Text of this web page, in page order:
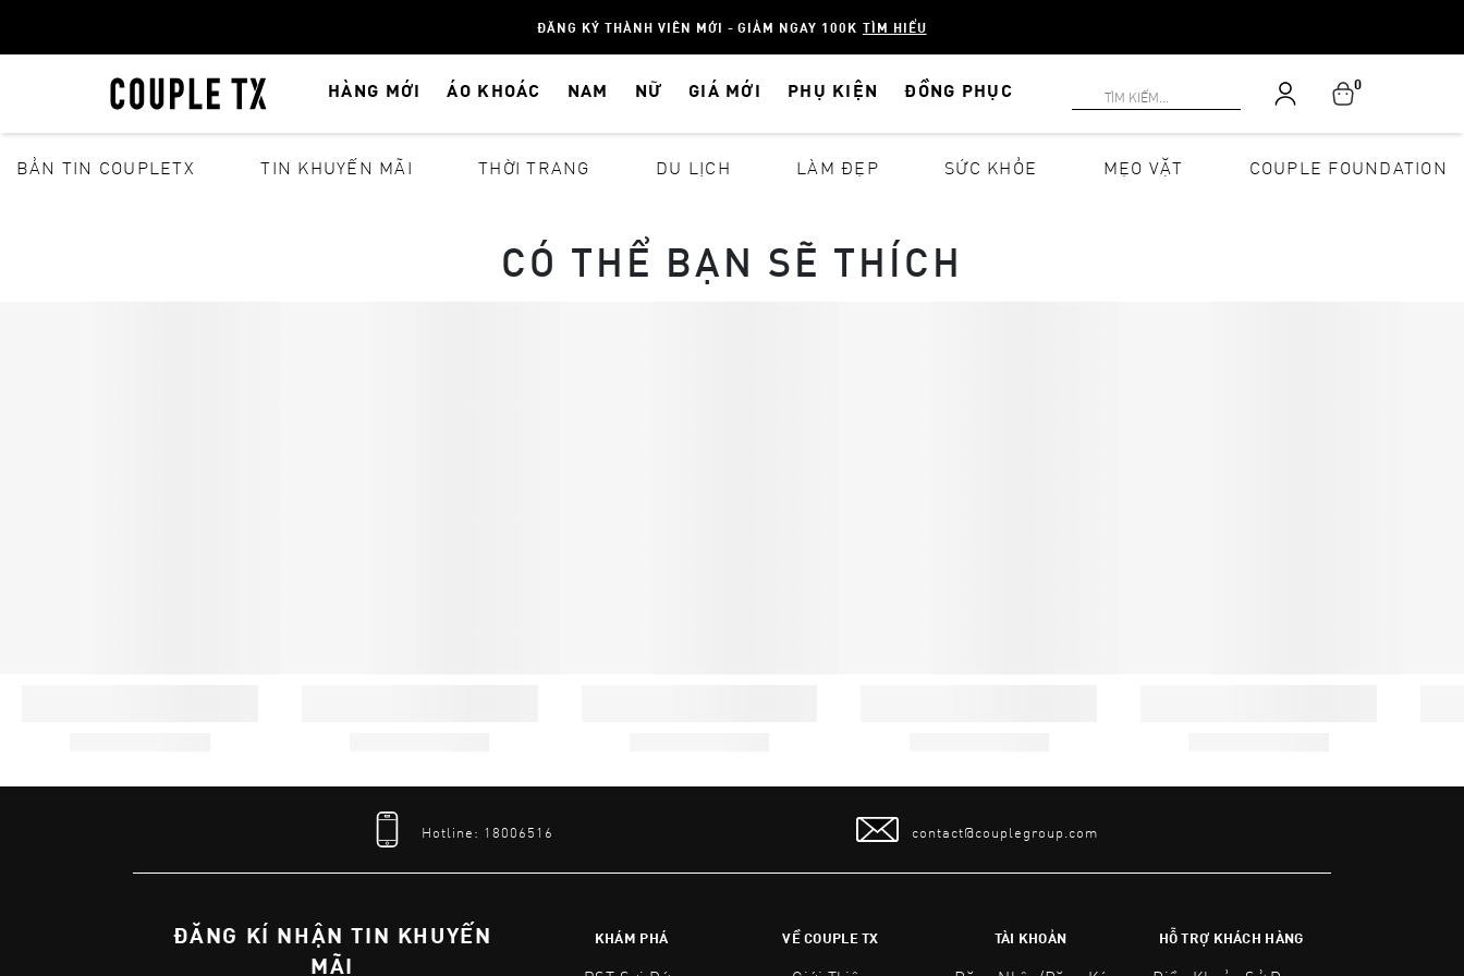
ĐĂNG KÝ THÀNH VIÊN MỚI - GIẢM NGAY 100K TÌM HIỂU
HÀNG MỚI ÁO KHOÁC NAM NỮ GIÁ MỚI PHỤ KIỆN ĐỒNG PHỤC 0
BẢN TIN COUPLETX TIN KHUYẾN MÃI THỜI TRANG DU LỊCH LÀM ĐẸP SỨC KHỎE MẸO VẶT COUPLE FOUNDATION
CÓ THỂ BẠN SẼ THÍCH
Hotline: 18006516 contact@couplegroup.com
ĐĂNG KÍ NHẬN TIN KHUYẾN
MÃI
KHÁM PHÁ VỀ COUPLE TX TÀI KHOẢN HỖ TRỢ KHÁCH HÀNG